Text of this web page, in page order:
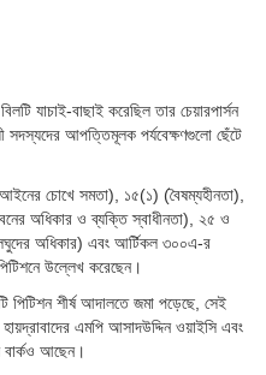
যাচাই-বাছাই করেছিল তার চেয়ারপার্সন
সদস্যদের আপত্তিমূলক পর্যবেক্ষণগুলো ছেঁটে
চোখে সমতা), ১৫(১) (বৈষম্যহীনতা),
অধিকার ও ব্যক্তি স্বাধীনতা), ২৫ ও
অধিকার) এবং আর্টিকল ৩০০এ-র
উল্লেখ করেছেন।
শীর্ষ আদালতে জমা পড়েছে, সেই
এমপি আসাদউদ্দিন ওয়াইসি এবং
বার্কও আছেন।